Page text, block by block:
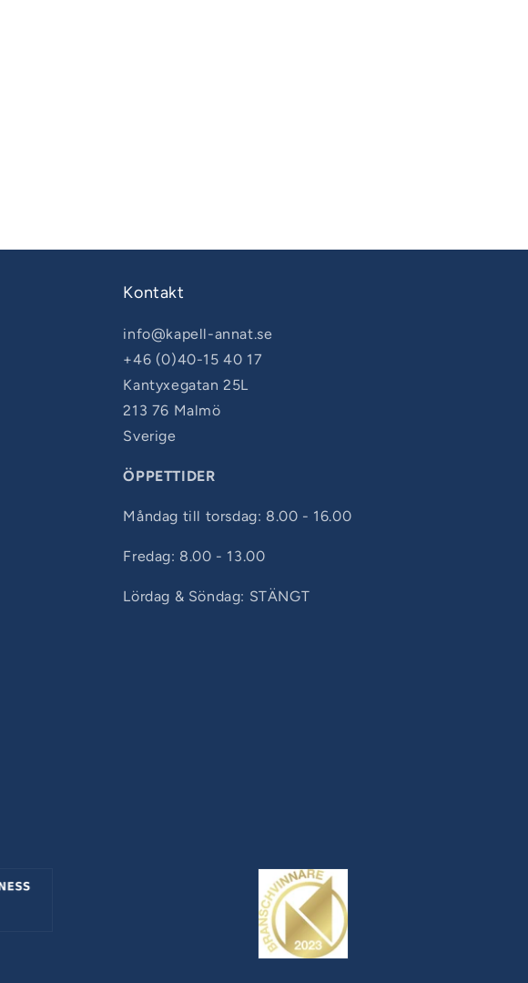
Kontakt
info@kapell-annat.se
+46 (0)40-15 40 17
Kantyxegatan 25L
213 76 Malmö
Sverige
ÖPPETTIDER
Måndag till torsdag: 8.00 - 16.00
Fredag: 8.00 - 13.00
Lördag & Söndag: STÄNGT